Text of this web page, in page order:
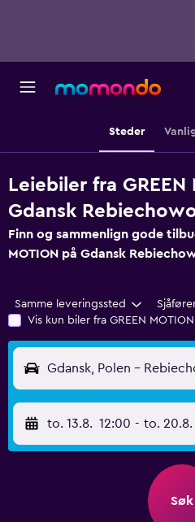
Steder
Leiebiler fra GREEN
Gdansk
Finn og sammenlign gode
MOTION på Gdansk
Samme leveringssted
Vis kun biler fra GREEN MOTION
Gdansk, Polen -
to. 13.8. 12:00 - to. 20.8.
Søk